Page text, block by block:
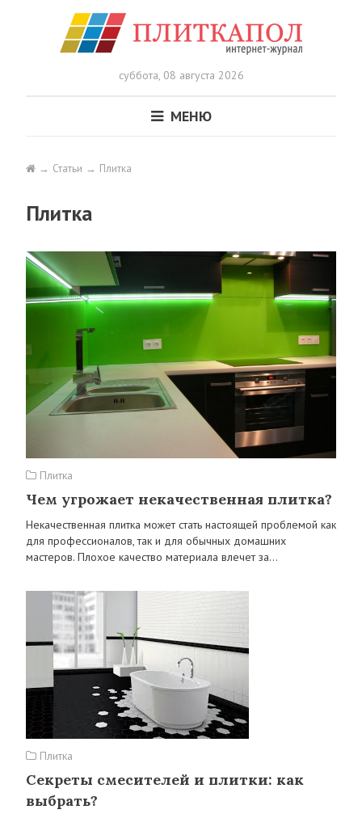
суббота,08 августа 2026
МЕНЮ
Статьи Плитка
Плитка
Плитка
Чем угрожает некачественная плитка?
Некачественная плитка может стать настоящей проблемой как
для профессионалов, так и для обычных домашних
мастеров. Плохое качество материала влечет за…
Плитка
Секреты смесителей и плитки: как
выбрать?